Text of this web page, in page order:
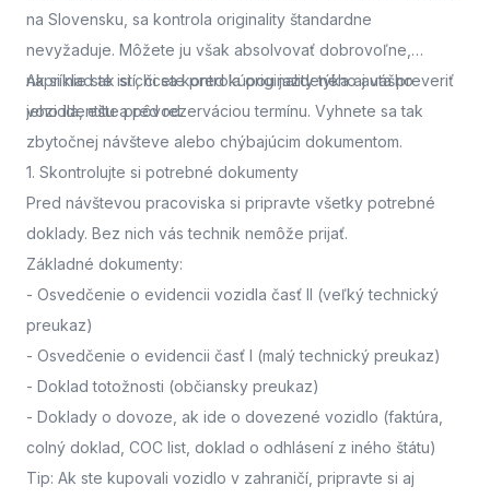
na Slovensku, sa kontrola originality štandardne
nevyžaduje. Môžete ju však absolvovať dobrovoľne,
napríklad ak si chcete pred kúpou jazdeného auta preveriť
jeho identitu a pôvod.
Ak si nie ste istí, či sa kontrola originality týka aj vášho
vozidla,ešte pred rezerváciou termínu. Vyhnete sa tak
zbytočnej návšteve alebo chýbajúcim dokumentom.
1. Skontrolujte si potrebné dokumenty
Pred návštevou pracoviska si pripravte všetky potrebné
doklady. Bez nich vás technik nemôže prijať.
Základné dokumenty:
- Osvedčenie o evidencii vozidla časť II (veľký technický
preukaz)
- Osvedčenie o evidencii časť I (malý technický preukaz)
- Doklad totožnosti (občiansky preukaz)
- Doklady o dovoze, ak ide o dovezené vozidlo (faktúra,
colný doklad, COC list, doklad o odhlásení z iného štátu)
Tip: Ak ste kupovali vozidlo v zahraničí, pripravte si aj